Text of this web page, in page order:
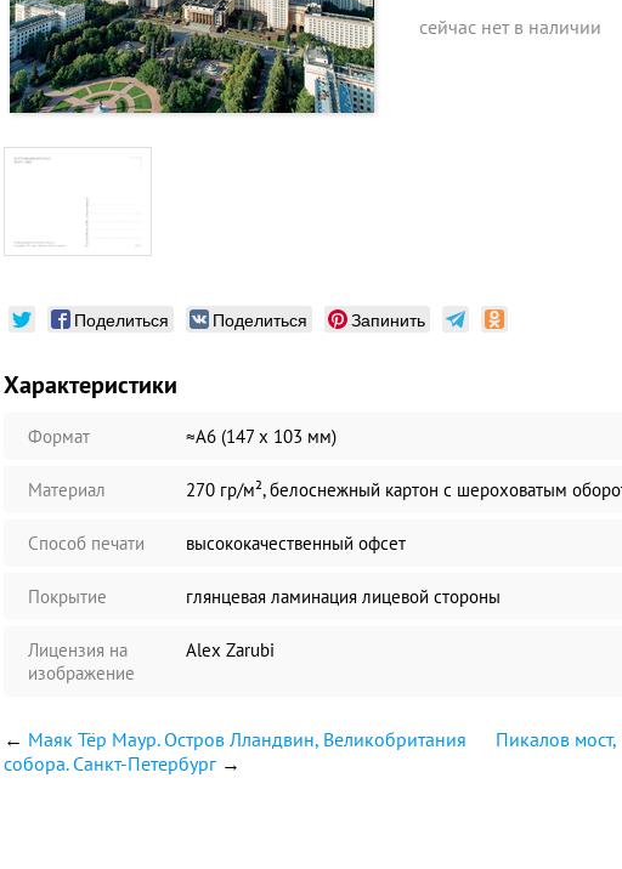
сейчас нет в наличии
Поделиться Поделиться Запинить
Характеристики
Формат ≈А6 (147 х 103 мм)
Материал 270 гр/м², белоснежный картон с шероховатым
Способ печати высококачественный офсет
Покрытие глянцевая ламинация лицевой стороны
Лицензия на
изображение
Alex Zarubi
← Маяк Тёр Маур. Остров Лландвин, Великобритания
Пикалов
собора. Санкт-Петербург →